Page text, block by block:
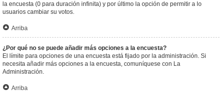
la encuesta (0 para duración infinita) y por último la opción de permitir a lo
usuarios cambiar su votos.
Arriba
¿Por qué no se puede añadir más opciones a la encuesta?
El límite para opciones de una encuesta está fijado por la administración. Si
necesita añadir más opciones a la encuesta, comuníquese con La
Administración.
Arriba